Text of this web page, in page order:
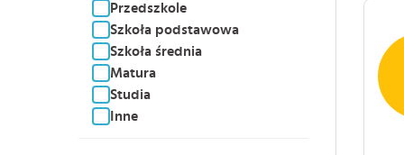
Przedszkole
Szkoła podstawowa
Szkoła średnia
Matura
Studia
Inne